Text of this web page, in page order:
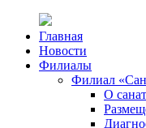
Главная
Новости
Филиалы
Филиал
О